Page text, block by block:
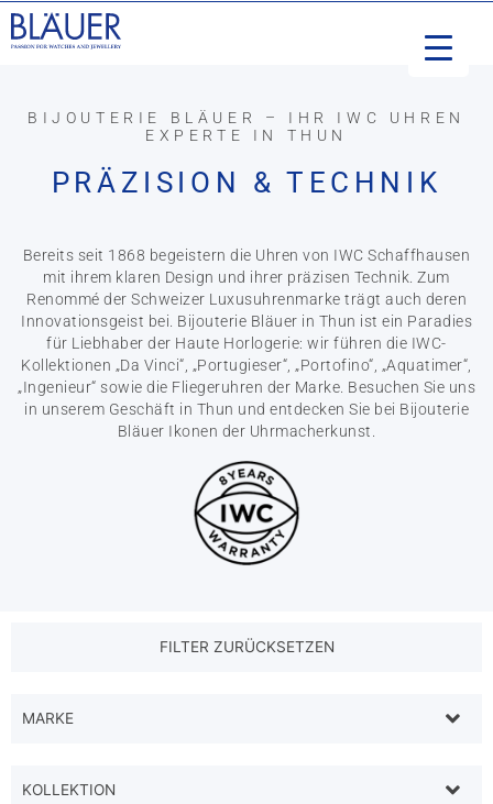
BIJOUTERIE BLÄUER – IHR IWC UHREN
EXPERTE IN THUN
PRÄZISION & TECHNIK
Bereits seit 1868 begeistern die Uhren von IWC Schaffhausen
mit ihrem klaren Design und ihrer präzisen Technik. Zum
Renommé der Schweizer Luxusuhrenmarke trägt auch deren
Innovationsgeist bei. Bijouterie Bläuer in Thun ist ein Paradies
für Liebhaber der Haute Horlogerie: wir führen die IWC-
Kollektionen „Da Vinci“, „Portugieser“, „Portofino“, „Aquatimer“,
„Ingenieur“ sowie die Fliegeruhren der Marke. Besuchen Sie uns
in unserem Geschäft in Thun und entdecken Sie bei Bijouterie
Bläuer Ikonen der Uhrmacherkunst.
MARKE
KOLLEKTION